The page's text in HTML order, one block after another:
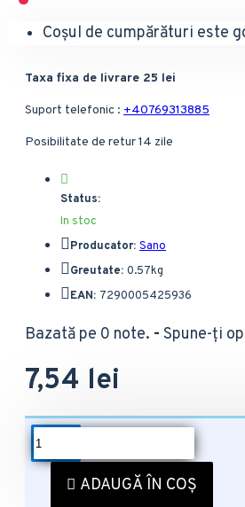
Coșul de cumpărături este
Taxa fixa de livrare 25 lei
Suport telefonic : +40769313885
Posibilitate de retur 14 zile
Status:
In stoc
Producator: Sano
Greutate: 0.57kg
EAN: 7290005425936
Bazată pe 0 note. - Spune-ţi
7,54 lei
ADAUGĂ ÎN COȘ
DESCRIERE
Detergentul lichid pentru vase
aromă de lămâie, în format de